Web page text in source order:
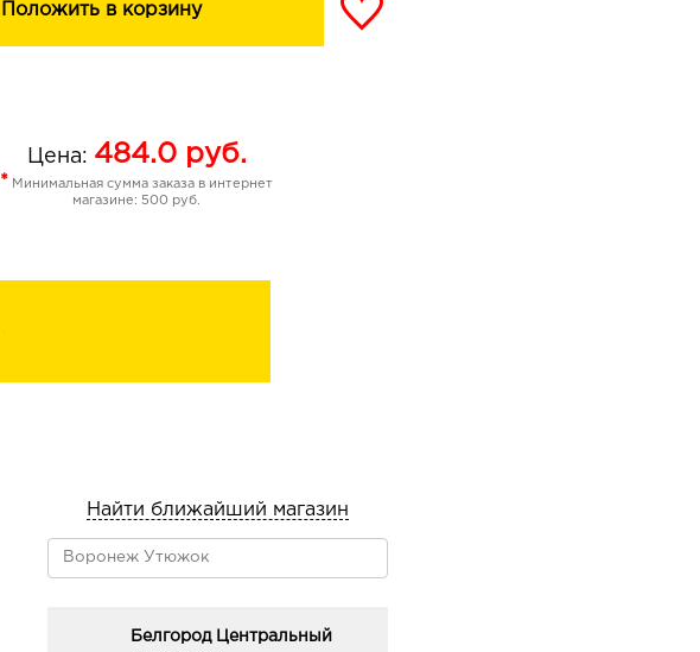
Положить в корзину
Цена: 484.0руб.
* Минимальная сумма заказа в интернет
магазине: 500 руб.
Найти ближайший магазин
Белгород Центральный